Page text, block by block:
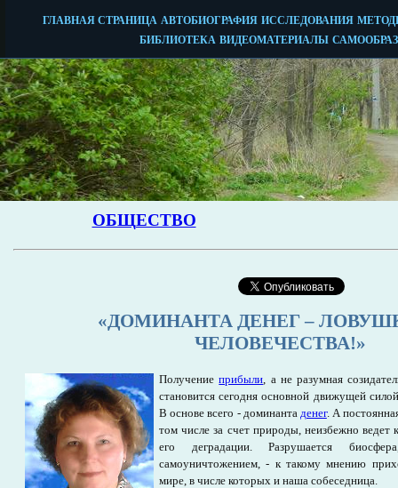
«ДОМИНАНТА ДЕНЕГ –
ЧЕЛОВЕЧЕСТВА!»
Получениеприбыли, а не разумная
становится сегодня основной движущей
В основе всего - доминанта денег. А
том числе за счет природы, неизбежно ведет
его деградации. Разрушается
самоуничтожением, - к такому мнению
мире, в числе которых и наша собеседница.